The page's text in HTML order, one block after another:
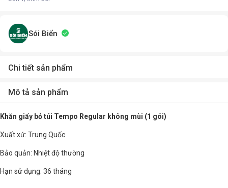
Sói Biển
Chi tiết sản phẩm
Mô tả sản phẩm
Khăn giấy bỏ túi Tempo Regular không mùi (1 gói)
Xuất xứ: Trung Quốc
Bảo quản: Nhiệt độ thường
Hạn sử dụng: 36 tháng